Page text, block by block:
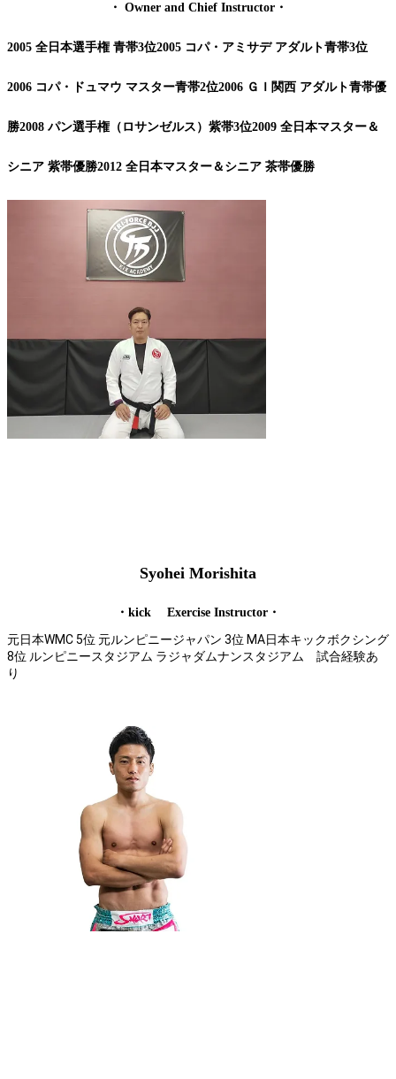
・ Owner and Chief Instructor・
2005 全日本選手権 青帯3位2005 コパ・アミサデ アダルト青帯3位
2006 コパ・ドュマウ マスター青帯2位2006 ＧＩ関西 アダルト青帯優
勝2008 パン選手権（ロサンゼルス）紫帯3位2009 全日本マスター＆
シニア 紫帯優勝2012 全日本マスター＆シニア 茶帯優勝
Syohei Morishita
・kick Exercise Instructor・
元日本WMC 5位 元ルンピニージャパン 3位 MA日本キックボクシング
8位 ルンピニースタジアム ラジャダムナンスタジアム 試合経験あ
り